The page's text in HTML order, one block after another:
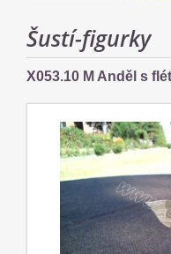
Šustí-figurky
X053.10 M Anděl s